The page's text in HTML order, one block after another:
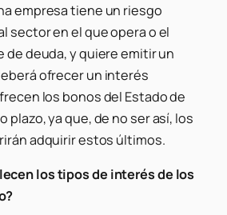
empresa tiene un riesgo
sector en el que opera o el
de deuda, y quiere emitir un
ofrecer un interés
los bonos del Estado de
plazo, ya que, de no ser así, los
adquirir estos últimos.
los tipos de interés de los